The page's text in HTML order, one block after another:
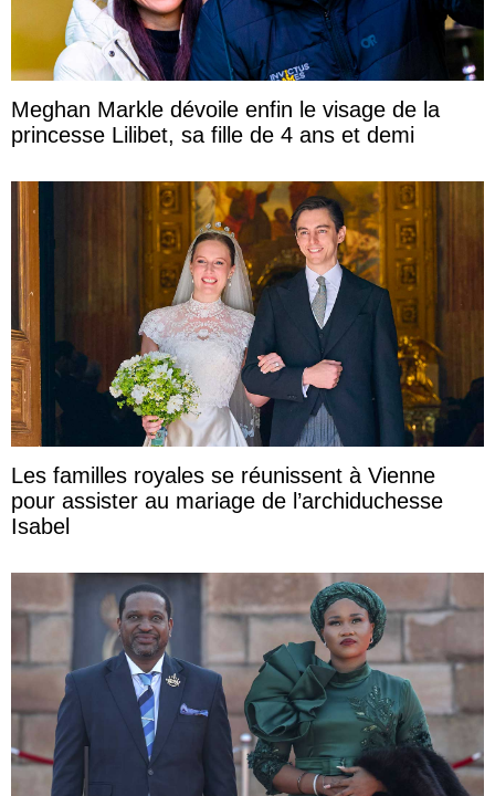
Meghan Markle dévoile enfin le visage de la
princesse Lilibet, sa fille de 4 ans et demi
Les familles royales se réunissent à Vienne
pour assister au mariage de l’archiduchesse
Isabel